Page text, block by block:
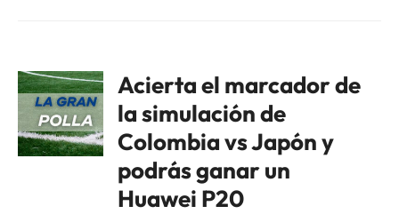
Acierta el marcador de
la simulación de
Colombia vs Japón y
podrás ganar un
Huawei P20